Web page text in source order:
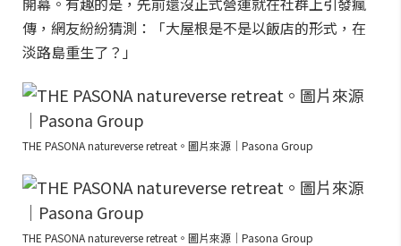
傳，網友紛紛猜測：「大屋根是不是以飯店的形式，在
淡路島重生了？」
THE PASONA natureverse retreat。圖片來源｜Pasona Group
THE PASONA natureverse retreat。圖片來源｜Pasona Group